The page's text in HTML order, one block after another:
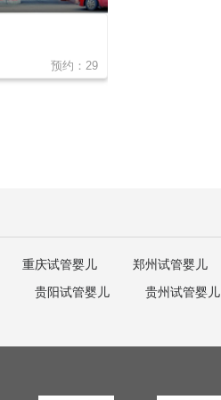
预约： 29
重庆试管婴儿 郑州试管婴儿
贵阳试管婴儿 贵州试管婴儿